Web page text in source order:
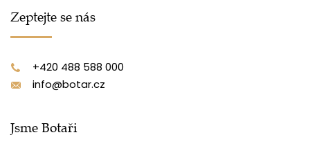
Zeptejte se nás
+420 488 588 000
info@botar.cz
Jsme Botaři